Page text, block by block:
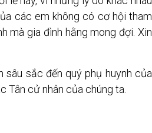
các em không có cơ hội tham
mà gia đình hằng mong đợi. Xin
sắc đến quý phụ huynh của
Tân cử nhân của chúng ta.